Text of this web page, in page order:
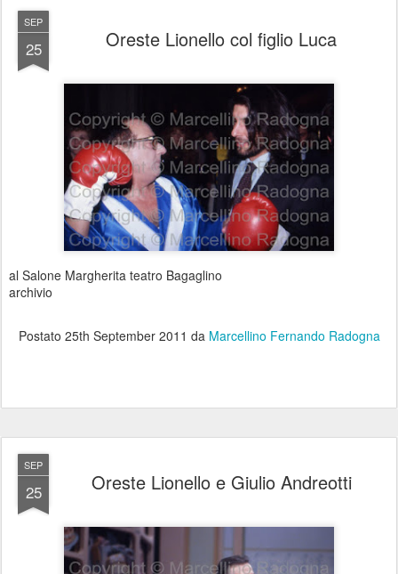
SEP
25 Oreste Lionello col figlio Luca
al Salone Margherita teatro Bagaglino
archivio
Postato 25th September 2011 da Marcellino Fernando Radogna
SEP
25 Oreste Lionello e Giulio Andreotti